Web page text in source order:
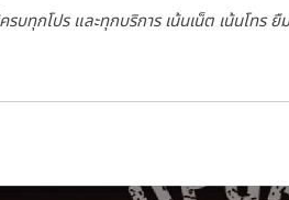
ทุกโปร และทุกบริการ เน้นเน็ต เน้นโทร ยื